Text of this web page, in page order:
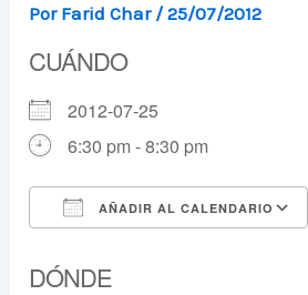
Por Farid Char /25/07/2012
CUÁNDO
2012-07-25
6:30 pm - 8:30 pm
AÑADIR AL CALENDARIO
DÓNDE